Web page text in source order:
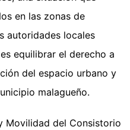
en las zonas de
autoridades locales
equilibrar el derecho a
del espacio urbano y
malagueño.
Movilidad del Consistorio